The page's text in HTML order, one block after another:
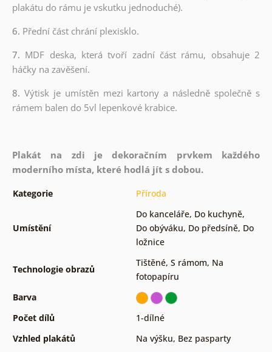
plakátu do rámu je vskutku jednoduché).
6. Přední část chrání plexisklo.
7. MDF deska, která tvoří zadní část rámu, obsahuje 2
háčky na zavěšení.
8. Výtisk je umístěn mezi kartony a následně společně s
rámem balen do 5vl lepenkové krabice.
Plakát na zdi je dekoračním prvkem každého
moderního místa, které hodlá jít s dobou.
Kategorie Příroda
Umístění
Do kanceláře, Do kuchyně,
Do obýváku, Do předsíně, Do
ložnice
Technologie obrazů
Tištěné, S rámom, Na
fotopapíru
Barva
Počet dílů
1-dílné
Vzhled plakátů
Na výšku, Bez pasparty